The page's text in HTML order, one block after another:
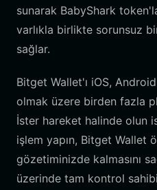
sunarak BabyShark
varlıkla birlikte sorunsuz
sağlar.
Bitget Wallet'ı iOS,
olmak üzere birden fazla
İster hareket halinde olun
işlem yapın, Bitget Wallet
gözetiminizde kalmasını
üzerinde tam kontrol sahibi